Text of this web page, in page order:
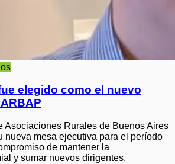
elegido como el nuevo
Asociaciones Rurales de Buenos Aires
nueva mesa ejecutiva para el período
de mantener la
y sumar nuevos dirigentes.